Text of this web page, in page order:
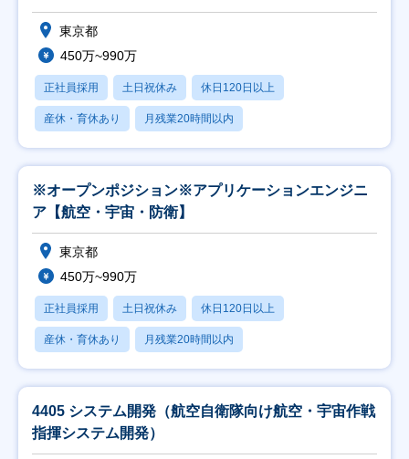
東京都
450万~990万
正社員採用 土日祝休み 休日120日以上
産休・育休あり 月残業20時間以内
※オープンポジション※アプリケーションエンジニ
ア【航空・宇宙・防衛】
東京都
450万~990万
正社員採用 土日祝休み 休日120日以上
産休・育休あり 月残業20時間以内
4405 システム開発（航空自衛隊向け航空・宇宙作戦
指揮システム開発）